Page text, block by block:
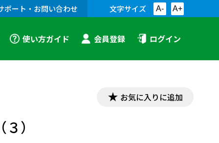
ポート・お問い合わせ 文字サイズ A- A+
使い方ガイド 会員登録 ログイン
お気に入りに追加
）